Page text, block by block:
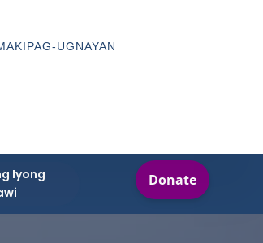
UGNAYAN
Iyong